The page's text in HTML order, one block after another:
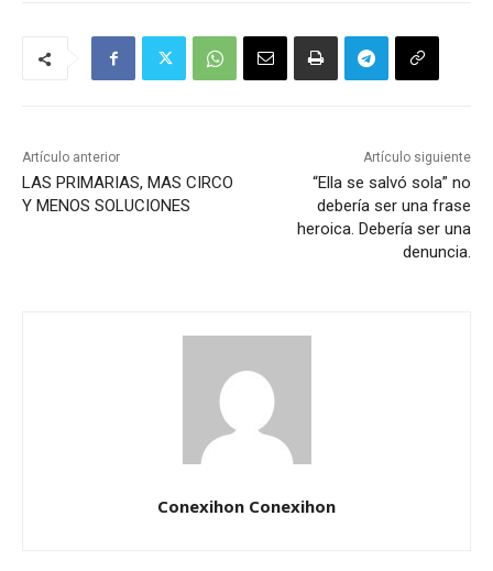
Artículo anterior
LAS PRIMARIAS, MAS CIRCO
Y MENOS SOLUCIONES
Artículo siguiente
“Ella se salvó sola” no
debería ser una frase
heroica. Debería ser una
denuncia.
Conexihon Conexihon